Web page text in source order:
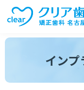
インプ